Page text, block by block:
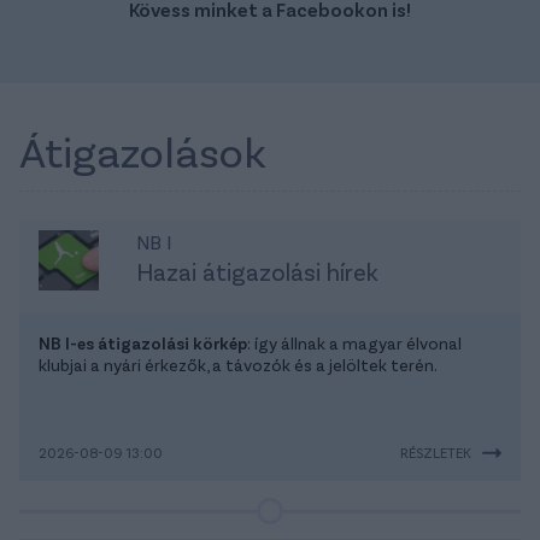
Kövess minket a Facebookon is!
Átigazolások
NB I
Hazai átigazolási hírek
NB I-es átigazolási körkép: így állnak a magyar élvonal
klubjai a nyári érkezők, a távozók és a jelöltek terén.
2026-08-09 13:00 RÉSZLETEK